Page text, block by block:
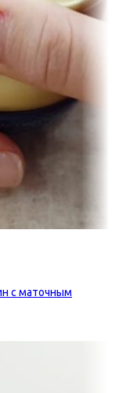
с маточным